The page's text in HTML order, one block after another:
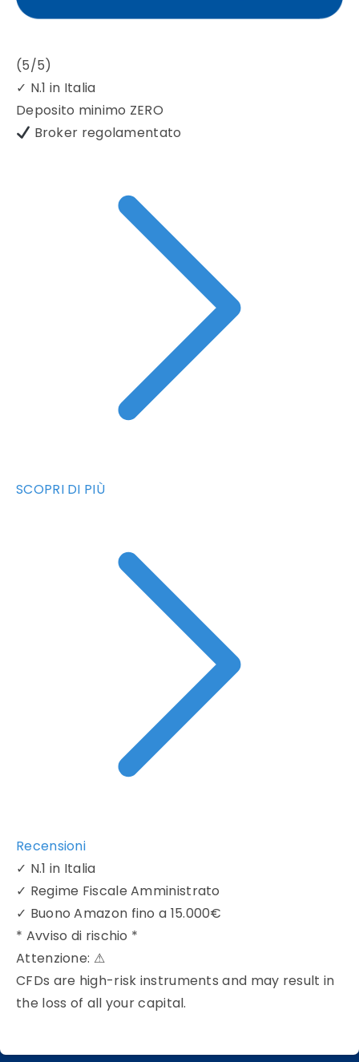
(5/5)
✓ N.1 in Italia
Deposito minimo ZERO
Broker regolamentato
SCOPRI DI PIÙ
Recensioni
✓ N.1 in Italia
✓ Regime Fiscale Amministrato
✓ Buono Amazon fino a 15.000€
* Avviso di rischio *
Attenzione: ⚠
CFDs are high-risk instruments and may result in
the loss of all your capital.